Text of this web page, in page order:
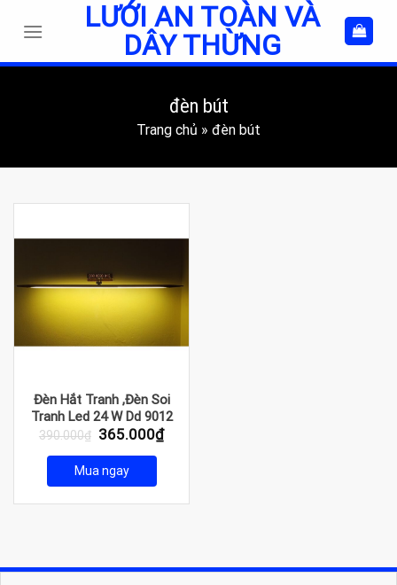
LƯỚI AN TOÀN VÀ
DÂY THỪNG
đèn bút
Trang chủ » đèn bút
Đèn Hắt Tranh ,Đèn Soi
Tranh Led 24 W Dd 9012
390.000₫ Giá
là:
390.000₫.
365.000₫Giá
Mua ngay